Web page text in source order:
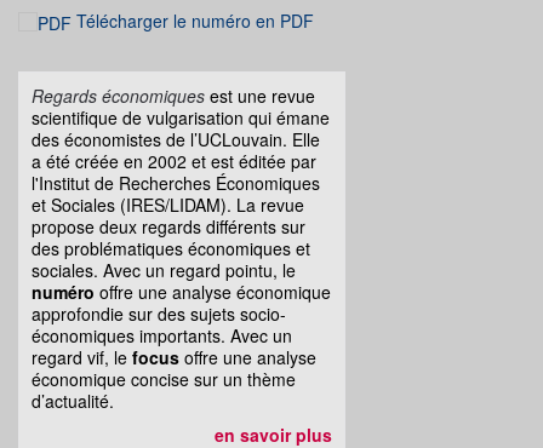
Télécharger le numéro en PDF
Regards économiques est une revue
scientifique de vulgarisation qui émane
des économistes de l’UCLouvain. Elle
a été créée en 2002 et est éditée par
l'Institut de Recherches Économiques
et Sociales (IRES/LIDAM). La revue
propose deux regards différents sur
des problématiques économiques et
sociales. Avec un regard pointu, le
numéro offre une analyse économique
approfondie sur des sujets socio-
économiques importants. Avec un
regard vif, le focus offre une analyse
économique concise sur un thème
d’actualité.
en savoir plus